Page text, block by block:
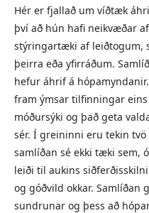
Hér er fjallað um víðtæk
því að hún hafi neikvæðar
stýringartæki af leiðtogum,
þeirra eða yfirráðum.
hefur áhrif á
fram ýmsar tilfinningar
móðursýki og það geta
sér. Í greininni eru tekin
samlíðan sé ekki tæki sem,
leiði til aukins
og góðvild okkar. Samlíðan
sundrunar og þess að